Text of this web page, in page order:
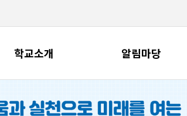
학교소개 알림마당